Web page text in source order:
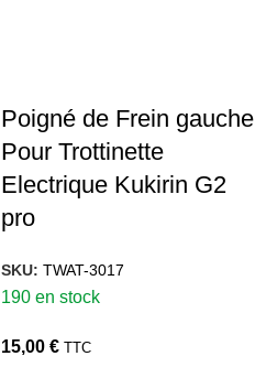
Poigné de Frein gauche
Pour Trottinette
Electrique Kukirin G2
pro
SKU: TWAT-3017
190 en stock
15,00 € TTC